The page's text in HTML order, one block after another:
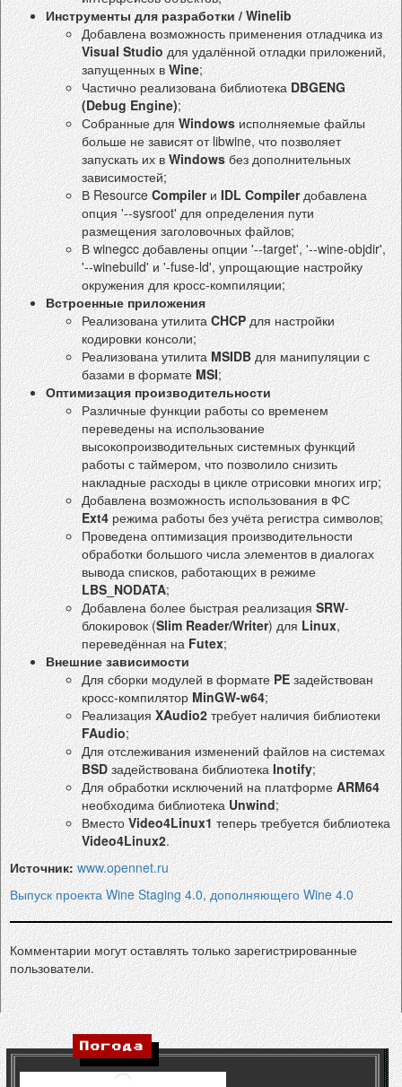
Инструменты для разработки / Winelib
Добавлена возможность применения отладчика из
Visual Studioдля удалённой отладки приложений,
запущенных вWine;
Частично реализована библиотекаDBGENG
(Debug Engine);
Собранные дляWindowsисполняемые файлы
больше не зависят от libwine, что позволяет
запускать их вWindowsбез дополнительных
зависимостей;
В ResourceCompilerиIDL Compilerдобавлена
опция '--sysroot' для определения пути
размещения заголовочных файлов;
В winegcc добавлены опции '--target', '--wine-objdir',
'--winebuild' и '-fuse-ld', упрощающие настройку
окружения для кросс-компиляции;
Встроенные приложения
Реализована утилитаCHCPдля настройки
кодировки консоли;
Реализована утилитаMSIDBдля манипуляции с
базами в форматеMSI;
Оптимизация производительности
Различные функции работы со временем
переведены на использование
высокопроизводительных системных функций
работы с таймером, что позволило снизить
накладные расходы в цикле отрисовки многих игр;
Добавлена возможность использования в ФС
Ext4режима работы без учёта регистра символов;
Проведена оптимизация производительности
обработки большого числа элементов в диалогах
вывода списков, работающих в режиме
LBS_NODATA;
Добавлена более быстрая реализацияSRW-
блокировок (Slim Reader/Writer) дляLinux,
переведённая наFutex;
Внешние зависимости
Для сборки модулей в форматеPEзадействован
кросс-компиляторMinGW-w64;
РеализацияXAudio2требует наличия библиотеки
FAudio;
Для отслеживания изменений файлов на системах
BSDзадействована библиотекаInotify;
Для обработки исключений на платформеARM64
необходима библиотекаUnwind;
ВместоVideo4Linux1теперь требуется библиотека
Video4Linux2.
Источник: www.opennet.ru
Выпуск проекта Wine Staging 4.0, дополняющего Wine 4.0
Комментарии могут оставлять только зарегистрированные
пользователи.
Погода